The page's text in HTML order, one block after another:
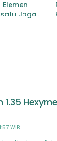
Jaga
WIB